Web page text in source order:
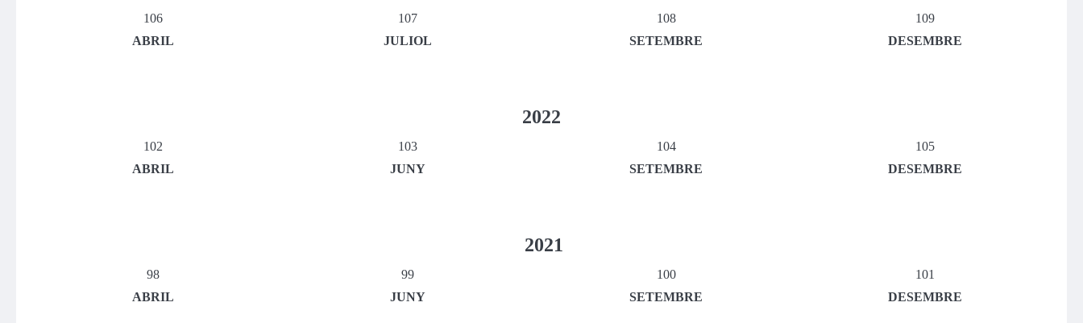
106 107 108
109
ABRIL
JULIOL SETEMBRE DESEMBRE
2022
102 103 104
105
ABRIL
JUNY SETEMBRE DESEMBRE
2021
98 99 100
101
ABRIL
JUNY SETEMBRE DESEMBRE